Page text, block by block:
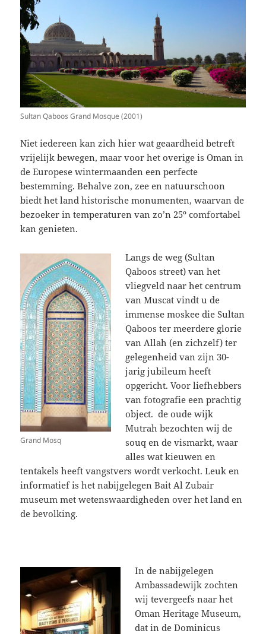
Sultan Qaboos Grand Mosque (2001)
Niet iedereen kan zich hier wat geaardheid betreft
vrijelijk bewegen, maar voor het overige is Oman in
de Europese wintermaanden een perfecte
bestemming. Behalve zon, zee en natuurschoon
biedt het land historische monumenten, waarvan de
bezoeker in temperaturen van zo’n 25º comfortabel
kan genieten.
Grand Mosq
Langs de weg (Sultan
Qaboos street) van het
vliegveld naar het centrum
van Muscat vindt u de
immense moskee die Sultan
Qaboos ter meerdere glorie
van Allah (en zichzelf) ter
gelegenheid van zijn 30-
jarig jubileum heeft
opgericht. Voor liefhebbers
van fotografie een prachtig
object. de oude wijk
Mutrah bezochten wij de
souq en de vismarkt, waar
alles wat kieuwen en
tentakels heeft vangstvers wordt verkocht. Leuk en
informatief is het nabijgelegen Bait Al Zubair
museum met wetenswaardigheden over het land en
de bevolking.
In de nabijgelegen
Ambassadewijk zochten
wij tevergeefs naar het
Oman Heritage Museum,
dat in de Dominicus